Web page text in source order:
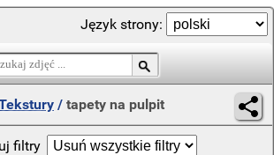
Język strony:
/ tapety na pulpit
filtry